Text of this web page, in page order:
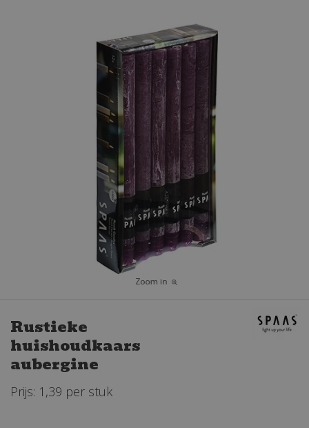
Rustieke
huishoudkaars
aubergine
Prijs: 1,39 per stuk